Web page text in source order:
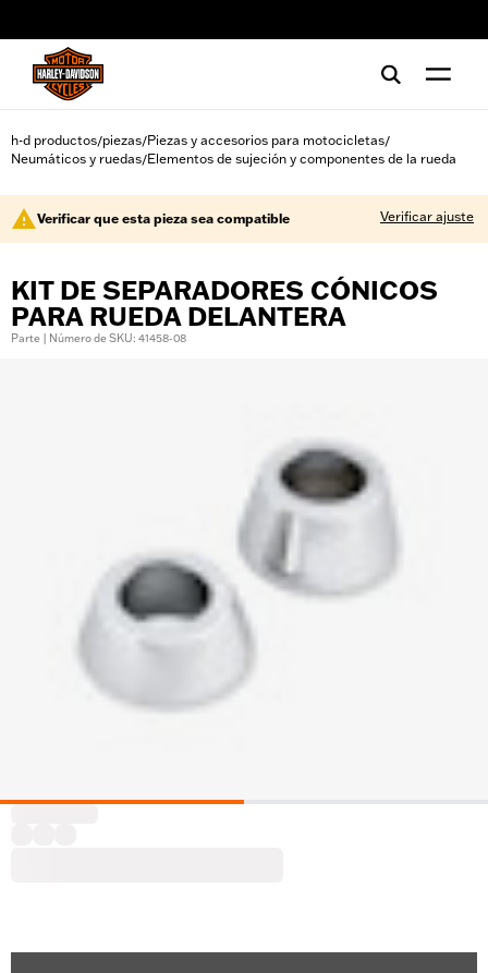
h-d productos/piezas/Piezas y accesorios para motocicletas/
Neumáticos y ruedas/Elementos de sujeción y componentes de la rueda
Verificar que esta pieza sea compatible Verificar ajuste
KIT DE SEPARADORES CÓNICOS
PARA RUEDA DELANTERA
Parte | Número de SKU: 41458-08